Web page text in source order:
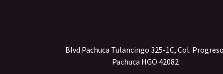
Blvd Pachuca Tulancingo 325-1C, Col.
Pachuca HGO 42082